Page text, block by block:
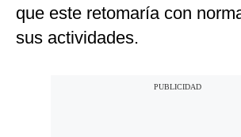
que este retomaría con
sus actividades.